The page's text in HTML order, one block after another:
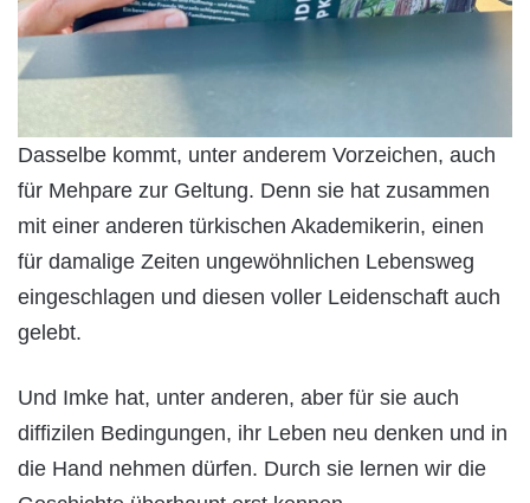
Dasselbe kommt, unter anderem Vorzeichen, auch
für Mehpare zur Geltung. Denn sie hat zusammen
mit einer anderen türkischen Akademikerin, einen
für damalige Zeiten ungewöhnlichen Lebensweg
eingeschlagen und diesen voller Leidenschaft auch
gelebt.
Und Imke hat, unter anderen, aber für sie auch
diffizilen Bedingungen, ihr Leben neu denken und in
die Hand nehmen dürfen. Durch sie lernen wir die